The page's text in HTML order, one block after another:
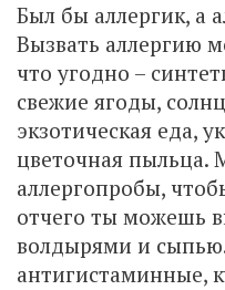
Был бы аллергик, а
Вызвать аллергию
что угодно –
свежие ягоды,
экзотическая еда,
цветочная пыльца.
аллергопробы,
отчего ты можешь
волдырями и
антигистаминные,